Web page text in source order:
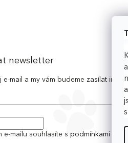
newsletter
e-mail a my vám budeme zasílat
e-mailu souhlasíte s podmínkami